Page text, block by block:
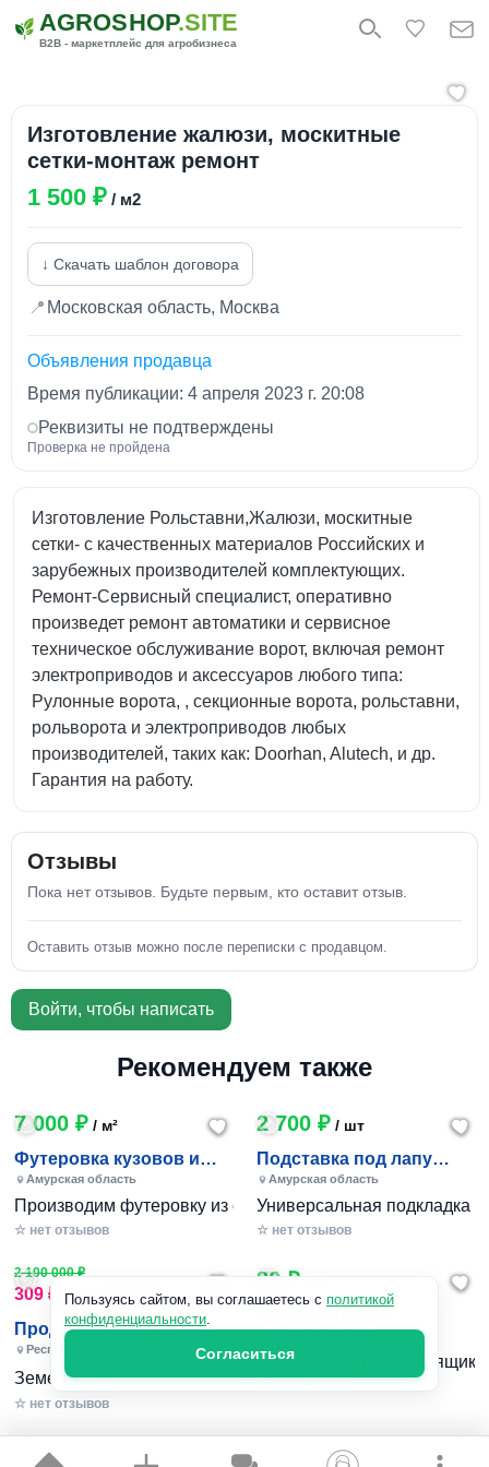
AGROSHOP.SITE
B2B - маркетплейс для агробизнеса
Изготовление жалюзи, москитные
сетки-монтаж ремонт
1 500 ₽ / м2
↓ Скачать шаблон договора
📍 Московская область, Москва
Объявления продавца
Время публикации: 4 апреля 2023 г. 20:08
Реквизиты не подтверждены
Проверка не пройдена
Изготовление Рольставни,Жалюзи, москитные
сетки- с качественных материалов Российских и
зарубежных производителей комплектующих.
Ремонт-Сервисный специалист, оперативно
произведет ремонт автоматики и сервисное
техническое обслуживание ворот, включая ремонт
электроприводов и аксессуаров любого типа:
Рулонные ворота, , секционные ворота, рольставни,
рольворота и электроприводов любых
производителей, таких как: Doorhan, Alutech, и др.
Гарантия на работу.
Отзывы
Пока нет отзывов. Будьте первым, кто оставит отзыв.
Оставить отзыв можно после переписки с продавцом.
Войти, чтобы написать
Рекомендуем также
7 000 ₽ / м²
Футеровка кузовов и
транспортёров
Амурская область
Производим футеровку из сверхмолекулярного
☆ нет отзывов
2 700 ₽/ шт
Подставка под лапу
манипулятора
Амурская область
Универсальная подкладка
☆ нет отзывов
2 100 000 ₽
309 ₽ / сотка
Продажа земельного
участка
сельхозназначения в
Сим
Республика Крым
Земельный участок сельскохозяйственного
☆ нет отзывов
80 ₽/ кг
Персики в картонных
Пользуясь сайтом, вы соглашаетесь с политикой
конфиденциальности.
Согласиться